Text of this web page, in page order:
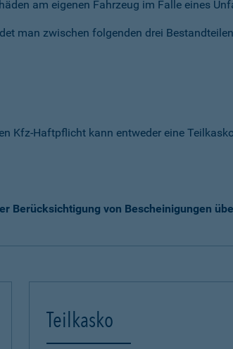
am eigenen Fahrzeug im Falle eines
man zwischen folgenden drei
Kfz-Haftpflicht kann entweder eine
Berücksichtigung von Bescheinigungen
Teilkasko